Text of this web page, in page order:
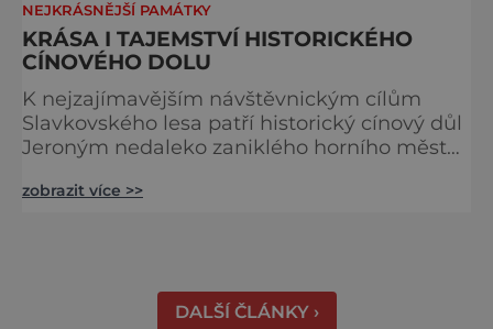
NEJKRÁSNĚJŠÍ PAMÁTKY
KRÁSA I TAJEMSTVÍ HISTORICKÉHO
CÍNOVÉHO DOLU
K nejzajímavějším návštěvnickým cílům
Slavkovského lesa patří historický cínový důl
Jeroným nedaleko zaniklého horního města
středověku. Národní kulturní památka je
práci tehdejších horníků. [gallery
ids="91631,91630,91632,91633,91634,91635,9
zobrazit více >>
DALŠÍ ČLÁNKY ›